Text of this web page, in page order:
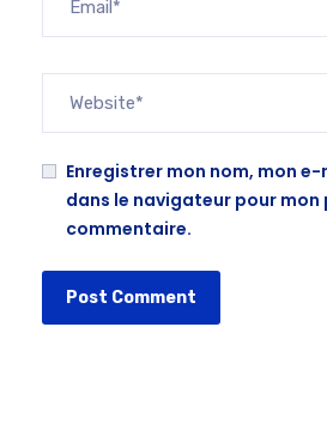
Enregistrer mon nom, mon
dans le navigateur pour mon
commentaire.